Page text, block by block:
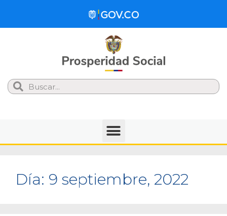
Search
Día: 9 septiembre, 2022